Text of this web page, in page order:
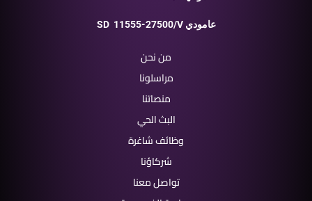
SD 11555-27500/V عامودي
من نحن
مراسلونا
منصاتنا
البث الحي
وظائف شاغرة
شركاؤنا
تواصل معنا